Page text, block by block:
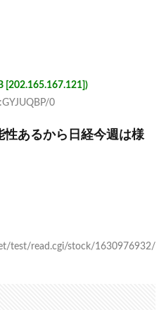
[202.165.167.121])
0
性あるから日経今週は様
test/read.cgi/stock/1630976932/